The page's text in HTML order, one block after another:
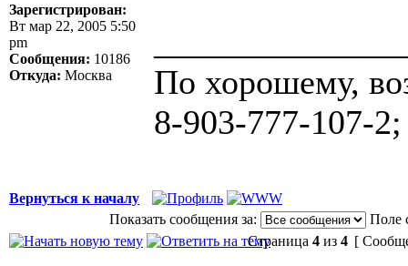
Зарегистрирован:
Вт мар 22, 2005 5:50
pm
Сообщения: 10186
Откуда: Москва
По хорошему,
8-903-777-107-
Вернуться к началу
Показать сообщения за:
Поле
Страница 4 из 4 [